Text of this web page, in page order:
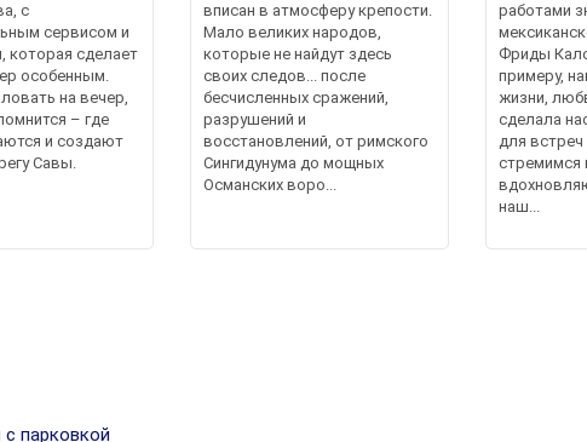
с
сервисом и
которая сделает
особенным.
на вечер,
– где
и создают
Савы.
вписан в атмосферу крепости.
Мало великих народов,
которые не найдут здесь
своих следов... после
бесчисленных сражений,
разрушений и
восстановлений, от римского
Сингидунума до мощных
Османских воро...
работами
Фриды
примеру,
жизни,
сделала
для
стремимся
наш...
парковкой